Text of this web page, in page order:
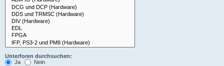
Unterforen durchsuchen:
Ja
Nein